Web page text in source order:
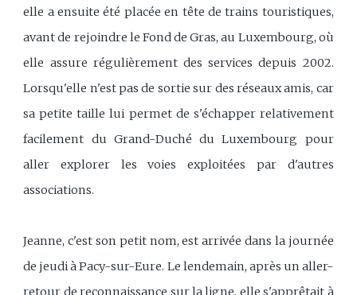
elle a ensuite été placée en tête de trains touristiques,
avant de rejoindre le Fond de Gras, au Luxembourg, où
elle assure régulièrement des services depuis 2002.
Lorsqu'elle n'est pas de sortie sur des réseaux amis, car
sa petite taille lui permet de s'échapper relativement
facilement du Grand-Duché du Luxembourg pour
aller explorer les voies exploitées par d'autres
associations.
Jeanne, c'est son petit nom, est arrivée dans la journée
de jeudi à Pacy-sur-Eure. Le lendemain, après un aller-
retour de reconnaissance sur la ligne, elle s'apprêtait à